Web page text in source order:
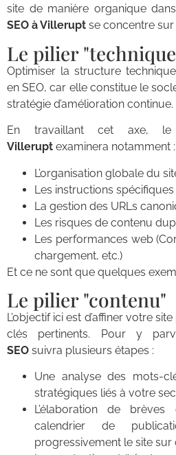
site de manière organique
SEO à Villerupt se concentre
Le pilier
Optimiser la structure
en SEO, car elle constitue le
stratégie d’amélioration continue.
En travaillant cet axe,
Villerupt examinera notamment :
L’organisation globale du
Les instructions
La gestion des URLs
Les risques de contenu
Les performances web
chargement, etc.)
Et ce ne sont que quelques
Le pilier "contenu"
L’objectif ici est d’affiner votre
clés pertinents. Pour y
SEO suivra plusieurs étapes :
Une analyse des mots-
stratégiques liés à votre
L’élaboration de
calendrier de
progressivement le site